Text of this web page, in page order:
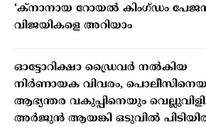
‘ക്നാനായ റോയൽ കിംഗ്ഡം
വിജയികളെ അറിയാം
ഓട്ടോറിക്ഷാ ഡ്രൈവർ നൽകിയ
നിർണായക വിവരം,
ആഭ്യന്തര വകുപ്പിനെയും
അർജുൻ ആയങ്കി ഒടുവിൽ